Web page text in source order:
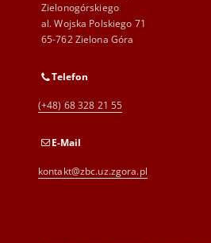
Zielonogórskiego
al. Wojska Polskiego 71
65-762 Zielona Góra
Telefon
(+48) 68 328 21 55
E-Mail
kontakt@zbc.uz.zgora.pl